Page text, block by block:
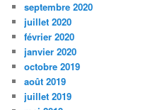
septembre 2020
juillet 2020
février 2020
janvier 2020
octobre 2019
août 2019
juillet 2019